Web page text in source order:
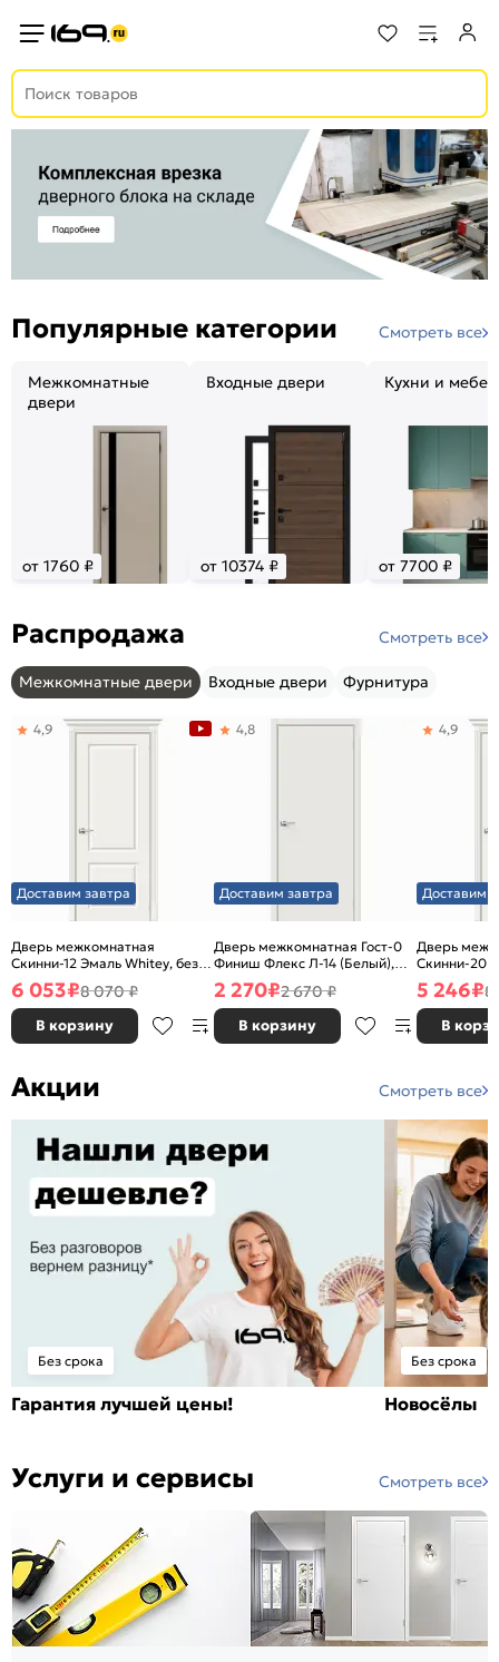
Популярные категории Смотреть все
Межкомнатные
двери
от 1760 ₽
Входные двери
от 10374 ₽
Кухни и
от 7700 ₽
Распродажа Смотреть все
Межкомнатные двери Входные двери Фурнитура
Доставим завтра
Дверь межкомнатная
Скинни-12 Эмаль Whitey, без
декора, глухая, без стекла,
без кромки, скиновая
4,9
6 053₽8 070 ₽
В корзину
Доставим завтра
Дверь межкомнатная Гост-0
Финиш Флекс Л-14 (Белый),
глухая, каркасно-щитовая
4,8
2 270₽2 670 ₽
В корзину
Доставим
Дверь
Скинни-20
декора,
без кромки,
4,9
5 246₽8
В
Акции Смотреть все
Без срока
Гарантия лучшей цены!
Без срока
Новосёлы
Услуги и сервисы Смотреть все